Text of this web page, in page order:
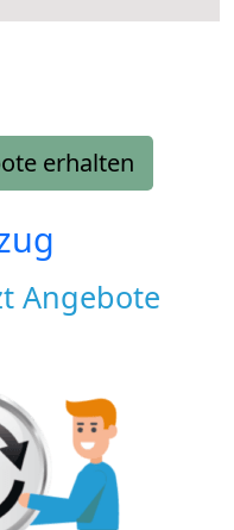
erhalten
Angebote